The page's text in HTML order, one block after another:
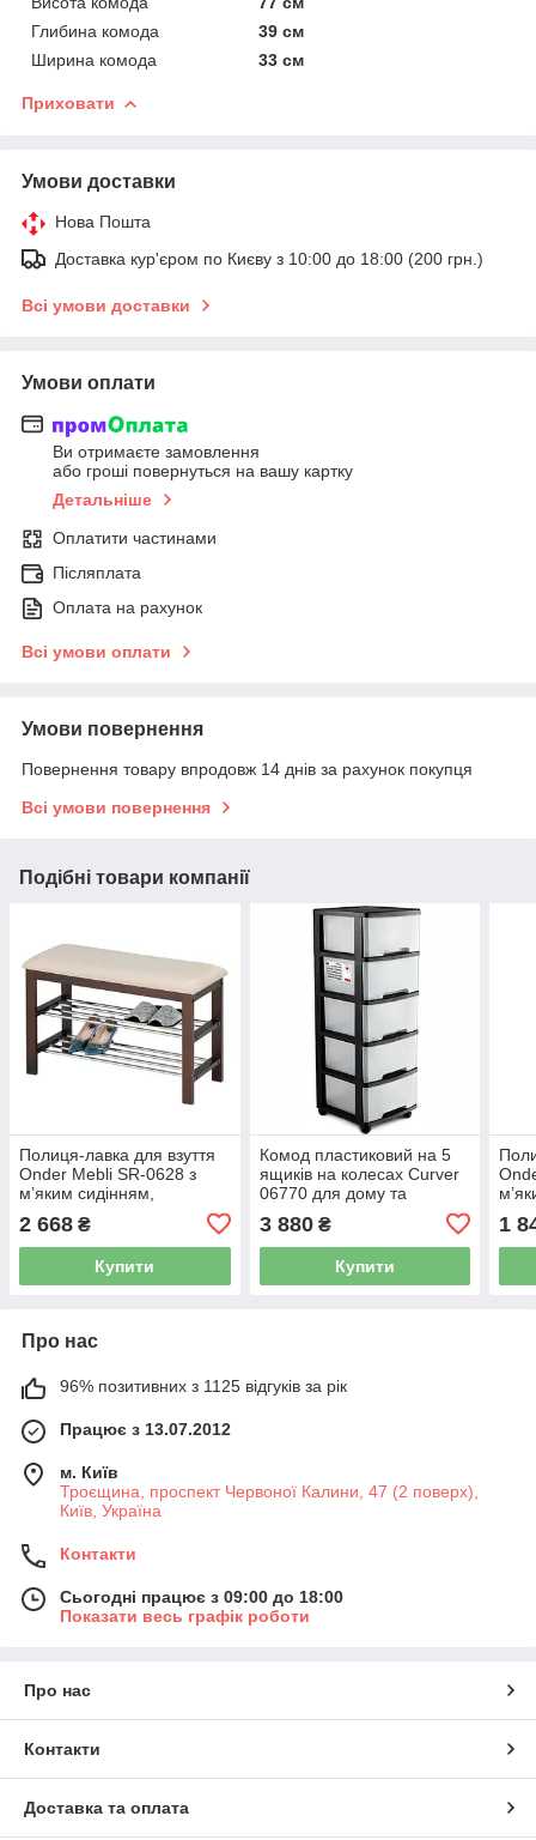
Глибина комода
39 см
Ширина комода
33 см
Приховати
Умови доставки
Нова Пошта
Доставка кур'єром по Києву з 10:00 до 18:00 (200 грн.)
Всі умови доставки
Умови оплати
Ви отримаєте замовлення
або гроші повернуться на вашу картку
Детальніше
Оплатити частинами
Післяплата
Оплата на рахунок
Всі умови оплати
Умови повернення
Повернення товару впродовж 14 днів за рахунок покупця
Всі умови повернення
Подібні товари компанії
Полиця-лавка для взуття
Onder Mebli SR-0628 з
м’яким сидінням,
банкетка
2 668 ₴
Купити
Комод пластиковий на 5
ящиків на колесах Curver
06770 для дому та
3 880₴
Купити
1
Про нас
96% позитивних з 1125 відгуків за рік
Працює з 13.07.2012
м. Київ
Троєщина, проспект Червоної Калини, 47 (2 поверх),
Київ, Україна
Контакти
Сьогодні працює з 09:00 до 18:00
Показати весь графік роботи
Про нас
Контакти
Доставка та оплата